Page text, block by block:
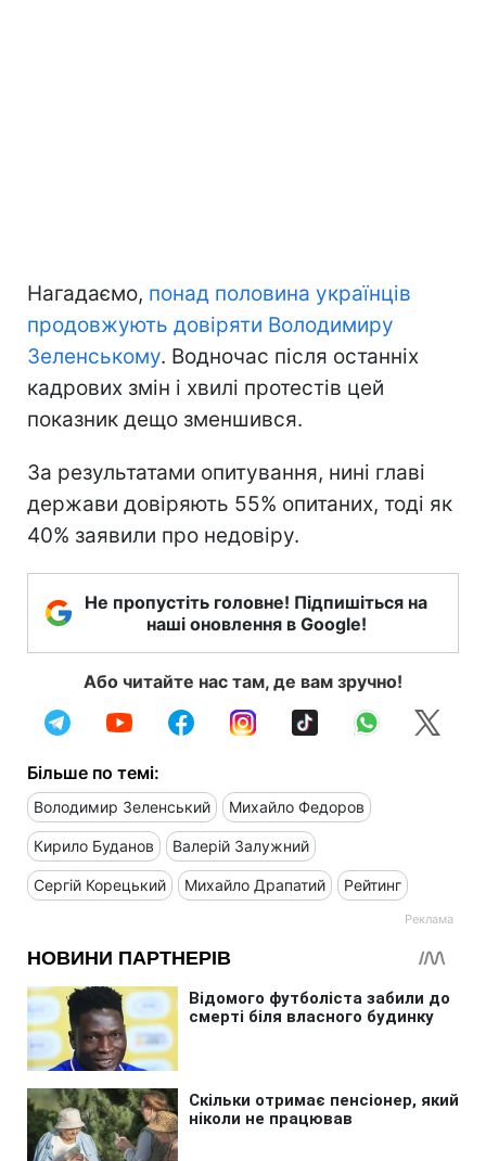
Нагадаємо, понад половина українців
продовжують довіряти Володимиру
Зеленському. Водночас після останніх
кадрових змін і хвилі протестів цей
показник дещо зменшився.
За результатами опитування, нині главі
держави довіряють 55% опитаних, тоді як
40% заявили про недовіру.
Не пропустіть головне! Підпишіться на
наші оновлення в Google!
Або читайте нас там, де вам зручно!
Більше по темі:
Володимир Зеленський Михайло Федоров
Кирило Буданов Валерій Залужний
Сергій Корецький Михайло Драпатий Рейтинг